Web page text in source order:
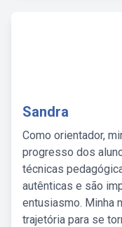
Sandra
Como orientador,
progresso dos
técnicas
autênticas e são
entusiasmo. Minha
trajetória para se